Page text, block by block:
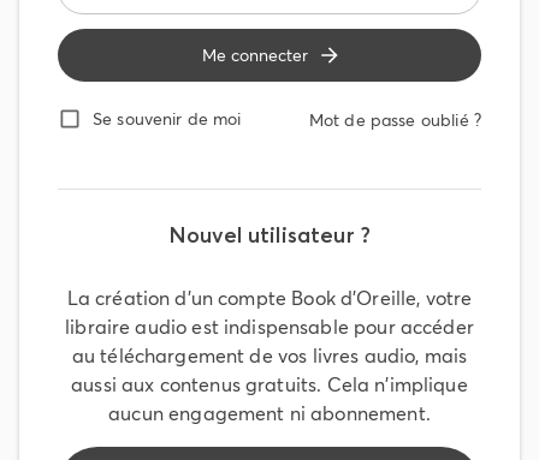
Me connecter
Se souvenir de moi Mot de passe oublié ?
Nouvel utilisateur ?
La création d'un compte Book d’Oreille, votre
libraire audio est indispensable pour accéder
au téléchargement de vos livres audio, mais
aussi aux contenus gratuits. Cela n'implique
aucun engagement ni abonnement.